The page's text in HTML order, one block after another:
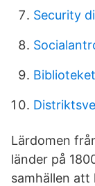
Security
Lärdomen
länder på
samhällen